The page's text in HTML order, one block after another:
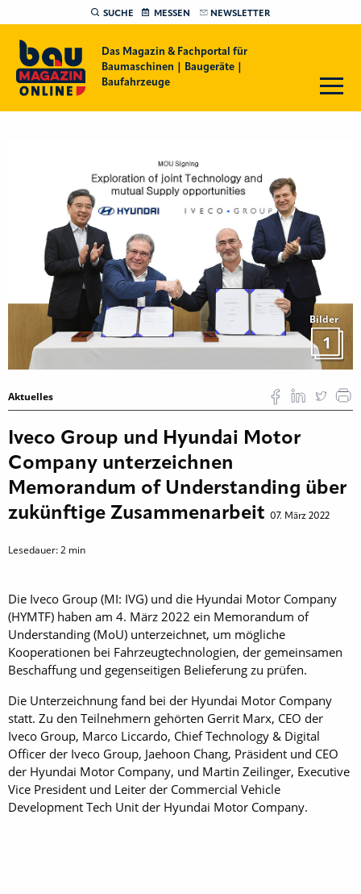
SUCHE MESSEN NEWSLETTER
Das Magazin & Fachportal für
Baumaschinen | Baugeräte |
Baufahrzeuge
Bilder
1
Aktuelles
Iveco Group und Hyundai Motor
Company unterzeichnen
Memorandum of Understanding über
zukünftige Zusammenarbeit 07. März 2022
Lesedauer:2 min
Die Iveco Group (MI: IVG) und die Hyundai Motor Company
(HYMTF) haben am 4. März 2022 ein Memorandum of
Understanding (MoU) unterzeichnet, um mögliche
Kooperationen bei Fahrzeugtechnologien, der gemeinsamen
Beschaffung und gegenseitigen Belieferung zu prüfen.
Die Unterzeichnung fand bei der Hyundai Motor Company
statt. Zu den Teilnehmern gehörten Gerrit Marx, CEO der
Iveco Group, Marco Liccardo, Chief Technology & Digital
Officer der Iveco Group, Jaehoon Chang, Präsident und CEO
der Hyundai Motor Company, und Martin Zeilinger, Executive
Vice President und Leiter der Commercial Vehicle
Development Tech Unit der Hyundai Motor Company.